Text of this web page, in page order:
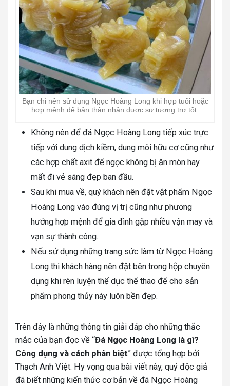
Bạn chỉ nên sử dụng Ngọc Hoàng Long khi hợp tuổi hoặc
hợp mệnh để bản thân nhân được sự tương trợ tốt.
Không nên để đá Ngọc Hoàng Long tiếp xúc trực
tiếp với dung dịch kiềm, dung môi hữu cơ cũng như
các hợp chất axit để ngọc không bị ăn mòn hay
mất đi vẻ sáng đẹp ban đầu.
Sau khi mua về, quý khách nên đặt vật phẩm Ngọc
Hoàng Long vào đúng vị trị cũng như phương
hướng hợp mệnh để gia đình gặp nhiều vận may và
vạn sự thành công.
Nếu sử dụng những trang sức làm từ Ngọc Hoàng
Long thì khách hàng nên đặt bên trong hộp chuyên
dụng khi rèn luyện thể dục thể thao để cho sản
phẩm phong thủy này luôn bền đẹp.
Trên đây là những thông tin giải đáp cho những thắc
mắc của bạn đọc về “Đá Ngọc Hoàng Long là gì?
Công dụng và cách phân biệt” được tổng hợp bởi
Thạch Anh Việt. Hy vọng qua bài viết này, quý độc giả
đã biết những kiến thức cơ bản về đá Ngọc Hoàng